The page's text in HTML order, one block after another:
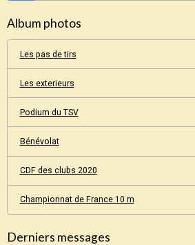
Album photos
Les pas de tirs
Les exterieurs
Podium du TSV
Bénévolat
CDF des clubs 2020
Championnat de France 10 m
Derniers messages